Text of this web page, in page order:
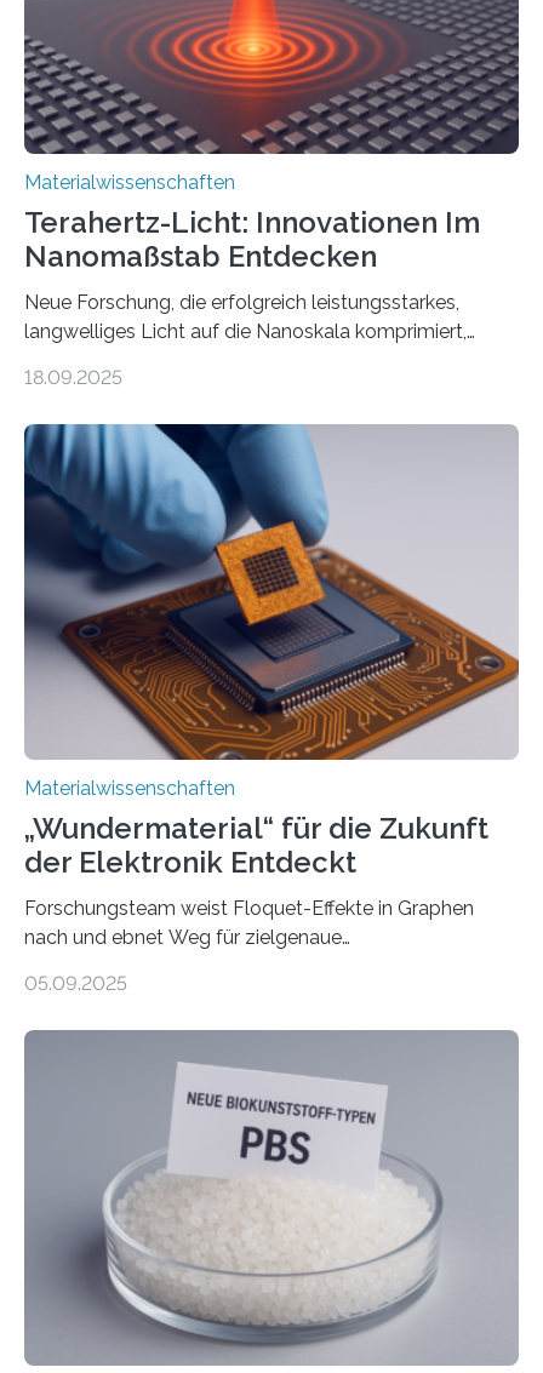
beeinflussen können, sind für viele moderne
Technologien…
Materialwissenschaften
Terahertz-Licht: Innovationen Im
Nanomaßstab Entdecken
Neue Forschung, die erfolgreich leistungsstarkes,
langwelliges Licht auf die Nanoskala komprimiert,
optoelektronischen Geräten ermöglichen, geleitet von
Forschung, die erfolgreich leistungsstarkes,
langwelliges Licht auf die Nanoskala komprimiert,
könnte Fortschritte in der Terahertz-Optik und bei
optoelektronischen Geräten ermöglichen, geleitet von
Vanderbilt und dem Fritz-Haber-Institut Josh Caldwell,
Professor für Maschinenbau und Direktor des
interdisziplinären Graduiertenprogramms für
Materialwissenschaften an der Vanderbilt University,
und Alexander Paarmann vom Fritz-Haber-Institut
leiteten ein internationales Forschungsprojekt, das…
18.09.2025
Materialwissenschaften
„Wundermaterial“ für die Zukunft
der Elektronik Entdeckt
Forschungsteam weist Floquet-Effekte in Graphen
nach und ebnet Weg für zielgenaue
– nur eine Atomlage dick, aber extrem leitfähig und
Sensoren, leistungsstarken Batterien und effizienten
Solarzellen. Eine neue Studie hebt das Potenzial nun
noch auf ein neues Level: Zum ersten Mal haben
Forschende an der Universität Göttingen gemeinsam
mit Kollegen aus Braunschweig, Bremen und der
Schweiz direkt beobachtet, wie in Graphen…
05.09.2025